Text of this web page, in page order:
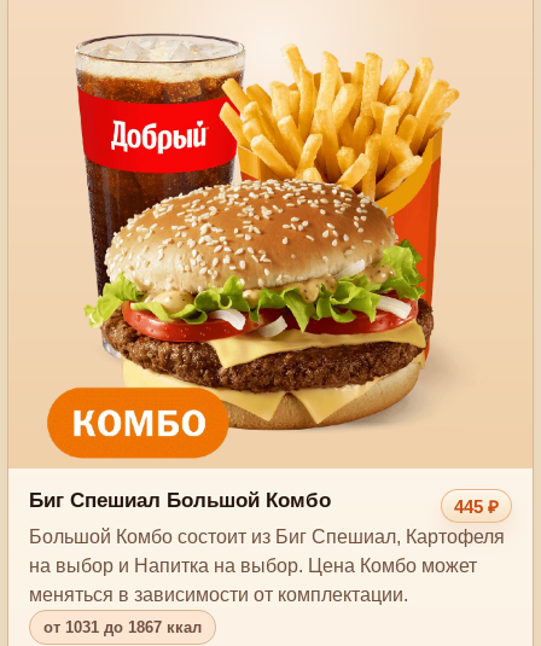
Биг Спешиал Большой Комбо
445 ₽
Большой Комбо состоит из Биг Спешиал, Картофеля
на выбор и Напитка на выбор. Цена Комбо может
меняться в зависимости от комплектации.
от 1031 до 1867 ккал